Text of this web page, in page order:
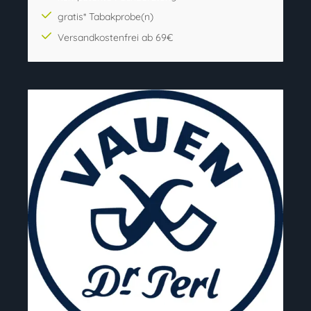
gratis* Tabakprobe(n)
Versandkostenfrei ab 69€